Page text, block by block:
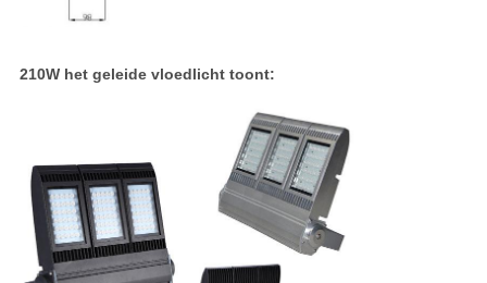
210W het geleide vloedlicht toont: